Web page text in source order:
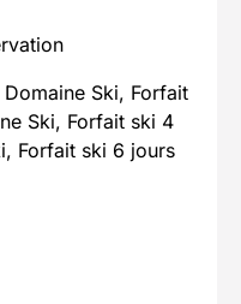
Ski, Forfait
Ski, Forfait ski 4
Forfait ski 6 jours